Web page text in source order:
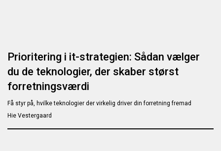
Prioritering i it-strategien: Sådan vælger
du de teknologier, der skaber størst
forretningsværdi
Få styr på, hvilke teknologier der virkelig driver din forretning fremad
Hie Vestergaard